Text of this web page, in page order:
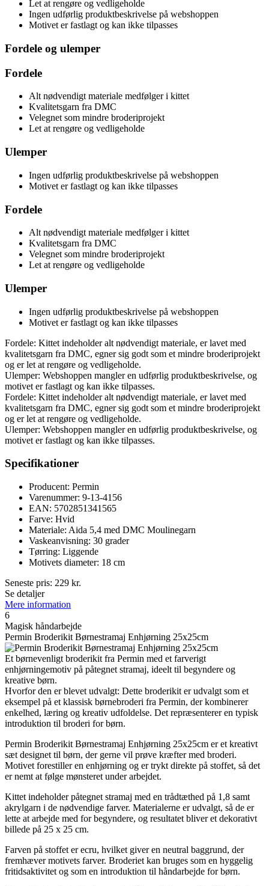
Let at rengøre og vedligeholde
Ingen udførlig produktbeskrivelse på webshoppen
Motivet er fastlagt og kan ikke tilpasses
Fordele og ulemper
Fordele
Alt nødvendigt materiale medfølger i kittet
Kvalitetsgarn fra DMC
Velegnet som mindre broderiprojekt
Let at rengøre og vedligeholde
Ulemper
Ingen udførlig produktbeskrivelse på webshoppen
Motivet er fastlagt og kan ikke tilpasses
Fordele
Alt nødvendigt materiale medfølger i kittet
Kvalitetsgarn fra DMC
Velegnet som mindre broderiprojekt
Let at rengøre og vedligeholde
Ulemper
Ingen udførlig produktbeskrivelse på webshoppen
Motivet er fastlagt og kan ikke tilpasses
Fordele: Kittet indeholder alt nødvendigt materiale, er lavet med
kvalitetsgarn fra DMC, egner sig godt som et mindre broderiprojekt
og er let at rengøre og vedligeholde.
Ulemper: Webshoppen mangler en udførlig produktbeskrivelse, og
motivet er fastlagt og kan ikke tilpasses.
Fordele: Kittet indeholder alt nødvendigt materiale, er lavet med
kvalitetsgarn fra DMC, egner sig godt som et mindre broderiprojekt
og er let at rengøre og vedligeholde.
Ulemper: Webshoppen mangler en udførlig produktbeskrivelse, og
motivet er fastlagt og kan ikke tilpasses.
Specifikationer
Producent: Permin
Varenummer: 9-13-4156
EAN: 5702851341565
Farve: Hvid
Materiale: Aida 5,4 med DMC Moulinegarn
Vaskeanvisning: 30 grader
Tørring: Liggende
Motivets diameter: 18 cm
Seneste pris: 229 kr.
Se detaljer
Mere information
6
Magisk håndarbejde
Permin Broderikit Børnestramaj Enhjørning 25x25cm
Et børnevenligt broderikit fra Permin med et farverigt
enhjørningemotiv på påtegnet stramaj, ideelt til begyndere og
kreative børn.
Hvorfor den er blevet udvalgt: Dette broderikit er udvalgt som et
eksempel på et klassisk børnebroderi fra Permin, der kombinerer
enkelhed, læring og kreativ udfoldelse. Det repræsenterer en typisk
introduktion til broderi for børn.
Permin Broderikit Børnestramaj Enhjørning 25x25cm er et kreativt
sæt designet til børn, der gerne vil prøve kræfter med broderi.
Motivet forestiller en enhjørning og er trykt direkte på stoffet, så det
er nemt at følge mønsteret under arbejdet.
Kittet indeholder påtegnet stramaj med en trådtæthed på 1,8 samt
akrylgarn i de nødvendige farver. Materialerne er udvalgt, så de er
lette at arbejde med for begyndere, og resultatet bliver et dekorativt
billede på 25 x 25 cm.
Farven på stoffet er ecru, hvilket giver en neutral baggrund, der
fremhæver motivets farver. Broderiet kan bruges som en hyggelig
fritidsaktivitet og som en introduktion til håndarbejde for børn.